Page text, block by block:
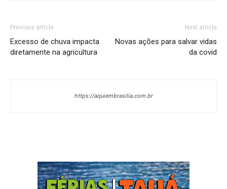
Previous article
Excesso de chuva impacta
diretamente na agricultura
Next article
Novas ações para salvar vidas
da covid
https://aquiembrasilia.com.br